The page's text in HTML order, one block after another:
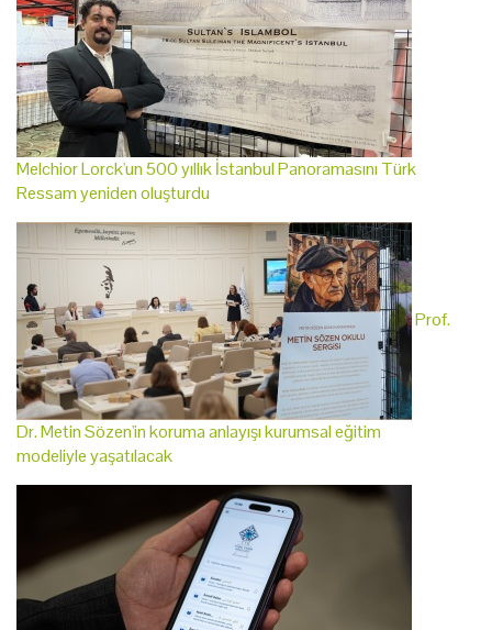
Melchior Lorck'un 500 yıllık İstanbul Panoramasını Türk
Ressam yeniden oluşturdu
Prof.
Dr. Metin Sözen'in koruma anlayışı kurumsal eğitim
modeliyle yaşatılacak